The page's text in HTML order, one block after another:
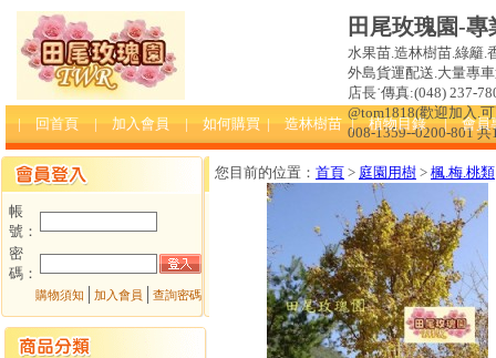
田尾玫瑰園-
水果苗.造林樹苗.綠籬.
外島貨運配送.大量專
店長˙傳真:(048) 237-
@tom1818(歡迎加入.
008-1359--0200-801 共
| 回首頁 | 加入會員 | 如何購買 | 造林樹苗 | 植物目錄 | 會員
帳
號：
密
碼：
購物須知 加入會員 查詢密碼
您目前的位置： 首頁 > 庭園用樹 > 楓.梅.桃類